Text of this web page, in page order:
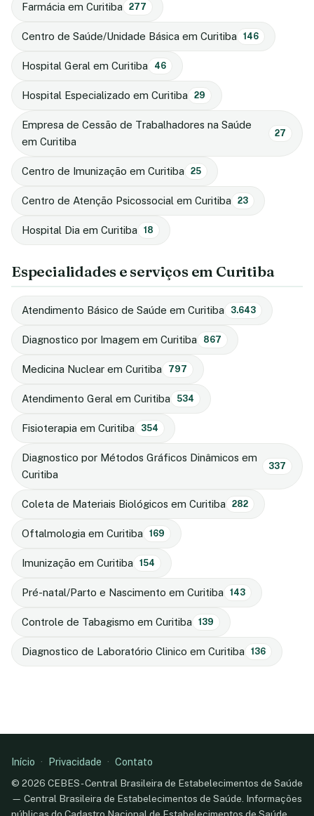
Farmácia em Curitiba 277
Centro de Saúde/Unidade Básica em Curitiba 146
Hospital Geral em Curitiba 46
Hospital Especializado em Curitiba 29
Empresa de Cessão de Trabalhadores na Saúde
em Curitiba
27
Centro de Imunização em Curitiba 25
Centro de Atenção Psicossocial em Curitiba 23
Hospital Dia em Curitiba 18
Especialidades e serviços em Curitiba
Atendimento Básico de Saúde em Curitiba 3.643
Diagnostico por Imagem em Curitiba 867
Medicina Nuclear em Curitiba 797
Atendimento Geral em Curitiba 534
Fisioterapia em Curitiba 354
Diagnostico por Métodos Gráficos Dinâmicos em
Curitiba
337
Coleta de Materiais Biológicos em Curitiba 282
Oftalmologia em Curitiba 169
Imunização em Curitiba 154
Pré-natal/Parto e Nascimento em Curitiba 143
Controle de Tabagismo em Curitiba 139
Diagnostico de Laboratório Clinico em Curitiba 136
Início · Privacidade · Contato
© 2026 CEBES - Central Brasileira de Estabelecimentos de Saúde
— Central Brasileira de Estabelecimentos de Saúde. Informações